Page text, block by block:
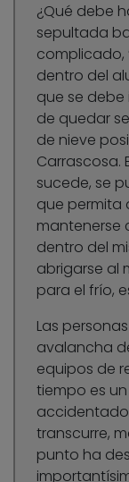
¿Qué debe
sepultada
complicado,
dentro del
que se debe
de quedar
de nieve
Carrascosa.
sucede, se
que permita
mantenerse
dentro del
abrigarse al
para el frío,
Las
avalancha
equipos de
tiempo es
transcurre,
punto ha